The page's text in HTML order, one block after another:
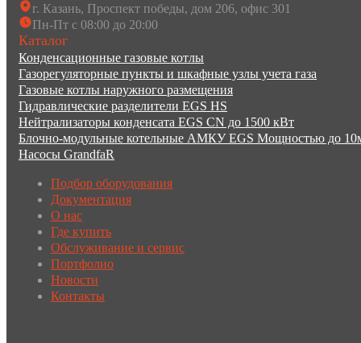
г. Казань, Проспект победы, дом 206, офис 301
Пн-Пт с 08:00 до 20:00
Каталог
Конденсационные газовые котлы
Газорегуляторные пункты и шкафные узлы учета газа
Газовые котлы наружного размещения
Гидравлические разделители EGS HS
Нейтрализаторы конденсата EGS CN до 1500 кВт
Блочно-модульные котельные АМКУ EGS Мощностью до
Насосы GrandfaR
Подбор оборудования
Документация
О нас
Где купить
Обслуживание и сервис
Портфолио
Новости
Контакты